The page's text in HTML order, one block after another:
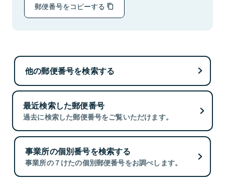
郵便番号をコピーする
他の郵便番号を検索する
最近検索した郵便番号
過去に検索した郵便番号をご覧いただけます。
事業所の個別番号を検索する
事業所の７けたの個別郵便番号をお調べします。